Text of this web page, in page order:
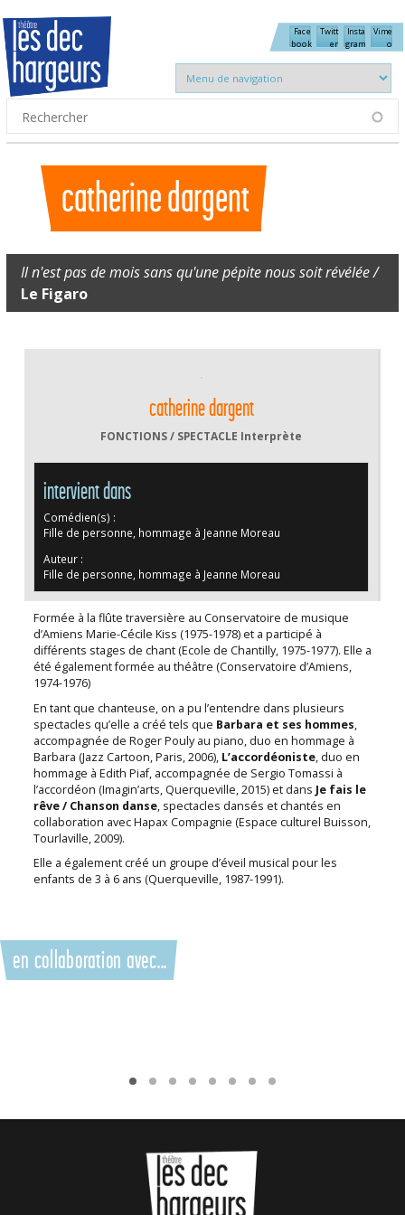
Aller au contenu principal
Formulaire de recherche
Rechercher
Face
book
Twitt
er
Insta
gram
Vime
o
catherine dargent
Il n'est pas de mois sans qu'une pépite nous soit révélée /
Le Figaro
catherinedargent
FONCTIONS / SPECTACLE Interprète
intervient dans
Comédien(s) :
Fille de personne, hommage à Jeanne Moreau
Auteur :
Fille de personne, hommage à Jeanne Moreau
Formée à la flûte traversière au Conservatoire de musique
d’Amiens Marie-Cécile Kiss (1975-1978) et a participé à
différents stages de chant (Ecole de Chantilly, 1975-1977). Elle a
été également formée au théâtre (Conservatoire d’Amiens,
1974-1976)
En tant que chanteuse, on a pu l’entendre dans plusieurs
spectacles qu’elle a créé tels que Barbara et ses hommes,
accompagnée de Roger Pouly au piano, duo en hommage à
Barbara (Jazz Cartoon, Paris, 2006), L’accordéoniste, duo en
hommage à Edith Piaf, accompagnée de Sergio Tomassi à
l’accordéon (Imagin’arts, Querqueville, 2015) et dans Je fais le
rêve / Chanson danse, spectacles dansés et chantés en
collaboration avec Hapax Compagnie (Espace culturel Buisson,
Tourlaville, 2009).
Elle a également créé un groupe d’éveil musical pour les
enfants de 3 à 6 ans (Querqueville, 1987-1991).
en collaboration avec...